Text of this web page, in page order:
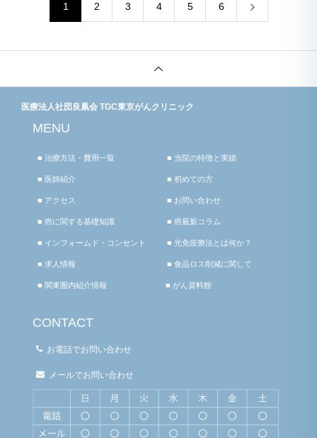
1 2 3 4 5 6
医療法人社団良凰会 TGC東京がんクリニック
MENU
■ 治療方法・費用一覧 ■ 当院の特徴と実績
■ 医師紹介 ■ 初めての方
■ アクセス ■ お問い合わせ
■ 癌に関する基礎知識 ■ 癌最新コラム
■ インフォームド・コンセント ■ 光免疫療法とは何か？
■ 求人情報 ■ 食品ロス削減に関して
■ 関東圏内紹介情報 ■ がん資料館
CONTACT
お電話でお問い合わせ
メールでお問い合わせ